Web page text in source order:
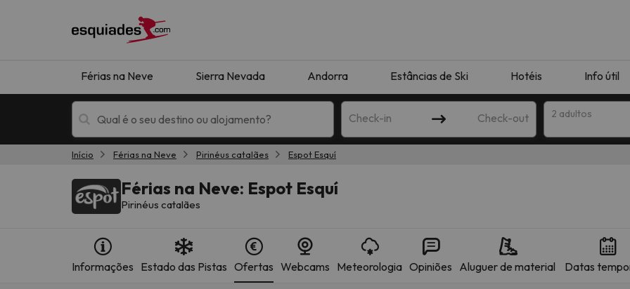
Férias na Neve Sierra Nevada Andorra Estâncias de Ski Hotéis Info útil
Check-in Check-out 2 adultos
Férias na neve Hotéis de montanha
Início Férias na Neve Pirinéus catalães Espot Esquí
Férias na Neve: Espot Esquí
Pirinéus catalães
Informações Estado das Pistas Ofertas Webcams Meteorologia Opiniões Aluguer de material Datas